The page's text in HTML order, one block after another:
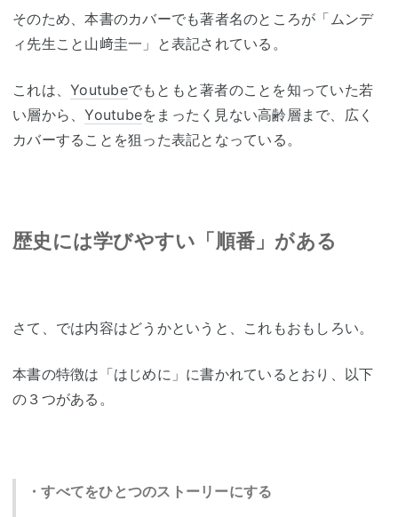
そのため、本書のカバーでも著者名のところが「ムンデ
ィ先生こと山﨑圭一」と表記されている。
これは、 Youtubeでもともと著者のことを知っていた若
い層から、Youtubeをまったく見ない高齢層まで、広く
カバーすることを狙った表記となっている。
歴史には学びやすい「順番」がある
さて、では内容はどうかというと、これもおもしろい。
本書の特徴は「はじめに」に書かれているとおり、以下
の３つがある。
・すべてをひとつのストーリーにする